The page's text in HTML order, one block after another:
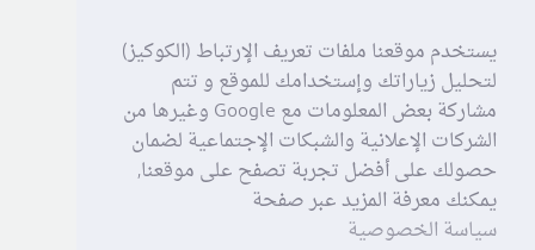
يستخدم موقعنا ملفات تعريف الإرتباط (الكوكيز)
لتحليل زياراتك وإستخدامك للموقع و تتم
مشاركة بعض المعلومات مع Google وغيرها من
الشركات الإعلانية والشبكات الإجتماعية لضمان
حصولك على أفضل تجربة تصفح على موقعنا,
يمكنك معرفة المزيد عبر صفحة
سياسة الخصوصية